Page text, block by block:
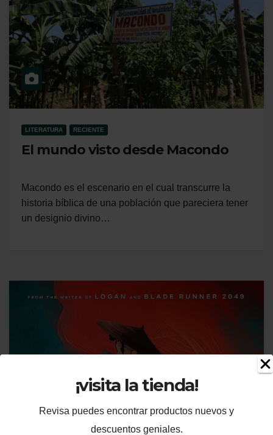
¡visita la tienda!
Revisa puedes encontrar productos nuevos y
descuentos geniales.
LITERATURA RECIENTE
El mundo visto desde Macondo
Macondo es el escenario en el cual transcurre la
historia bíblica de una población que pareciera tener
un designio divino…